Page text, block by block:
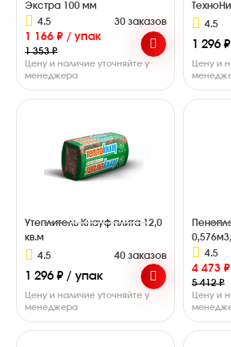
Экстра 100 мм
4.5
30 заказов
1 166 ₽ / упак
1 353 ₽
Цену и наличие уточняйте у
менеджера
4.5
1 296
Цену и
Утеплитель Кнауф плита 12,0
кв.м
4.5
40 заказов
1 296 ₽ / упак
Цену и наличие уточняйте у
менеджера
4.5
4 473
5 412 ₽
Цену и